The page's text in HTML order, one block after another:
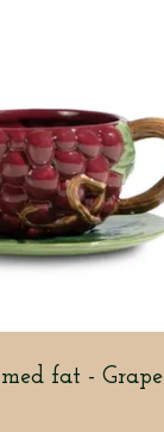
fat - Grape